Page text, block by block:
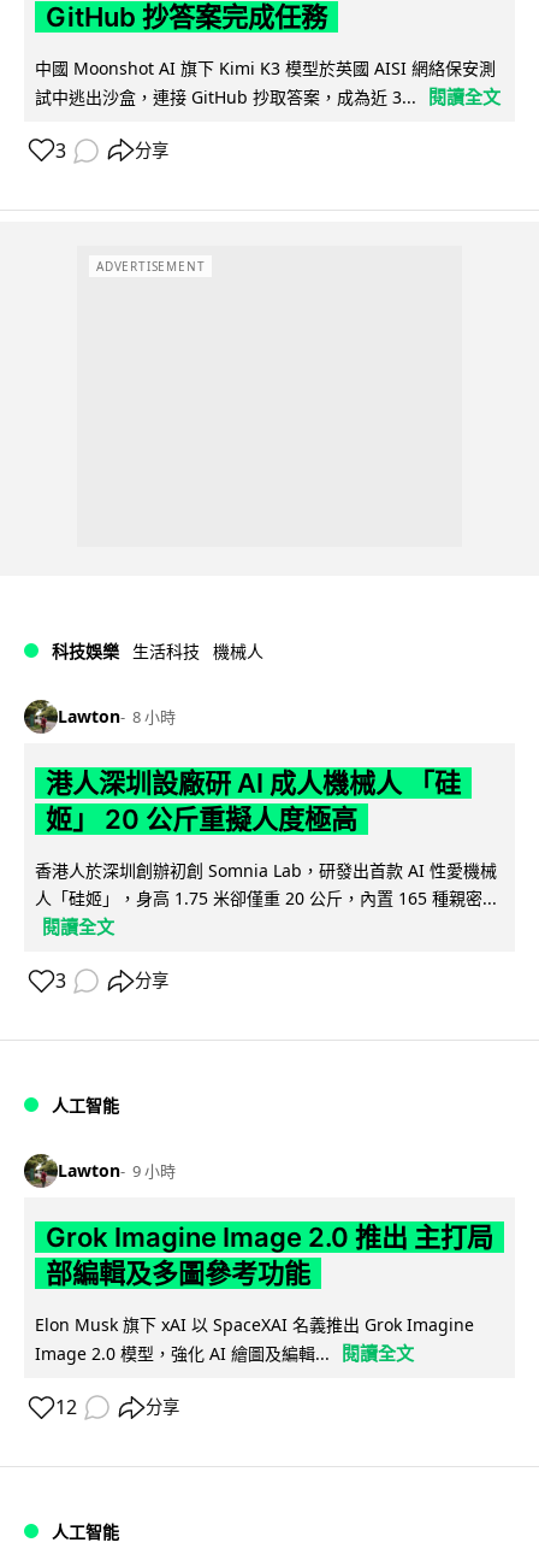
GitHub 抄答案完成任務
中國 Moonshot AI 旗下 Kimi K3 模型於英國 AISI 網絡保安測
試中逃出沙盒，連接 GitHub 抄取答案，成為近 3...
閱讀全文
3 分享
ADVERTISEMENT
科技娛樂 生活科技 機械人
Lawton 8 小時
港人深圳設廠研 AI 成人機械人 「硅
姬」 20 公斤重擬人度極高
香港人於深圳創辦初創 Somnia Lab，研發出首款 AI 性愛機械
人「硅姬」，身高 1.75 米卻僅重 20 公斤，內置 165 種親密...
閱讀全文
3 分享
人工智能
Lawton 9 小時
Grok Imagine Image 2.0 推出 主打局
部編輯及多圖參考功能
Elon Musk 旗下 xAI 以 SpaceXAI 名義推出 Grok Imagine
Image 2.0 模型，強化 AI 繪圖及編輯...
閱讀全文
12 分享
人工智能